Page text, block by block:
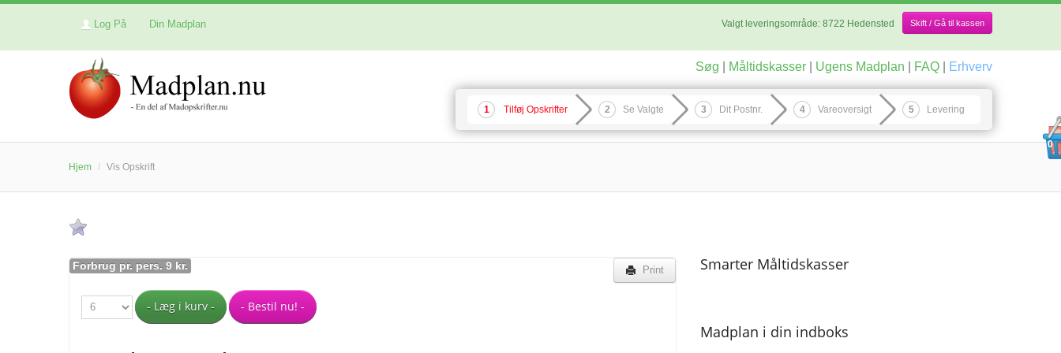
0
Log På Din Madplan Valgt leveringsområde: 8722 Hedensted Skift / Gå til kassen
Søg Måltidskasser Ugens Madplan FAQ Erhverv
Tilføj Opskrifter Se Valgte Dit Postnr. Vareoversigt Levering
Hjem / Vis Opskrift
Forbrug pr. pers. 9 kr. Print
- Læg i kurv - - Bestil nu! -
Smarter Måltidskasser
Madplan i din indboks